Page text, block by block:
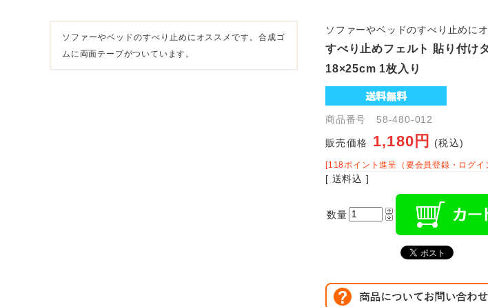
ソファーやベッドのすべり止めにオススメです。合成ゴ
ムに両面テープがついています。
ソファーやベッドのすべり止めにオ
すべり止めフェルト 貼り付け
18×25cm 1枚入り
商品番号 58-480-012
販売価格 1,180円 (税込)
[118ポイント進呈（要会員登録・ログイ
[ 送料込 ]
数量